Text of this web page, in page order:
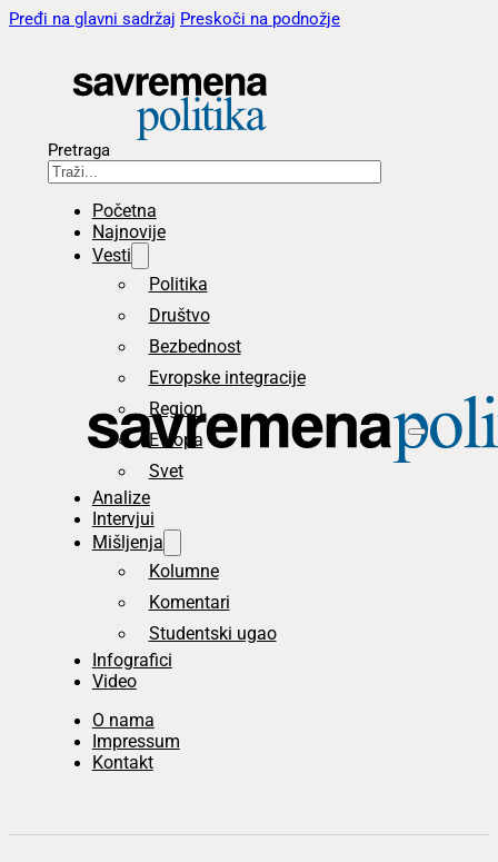
Pređi na glavni sadržaj Preskoči na podnožje
Pretraga
Početna
Najnovije
Vesti
Politika
Društvo
Bezbednost
Evropske integracije
Region
Evropa
Svet
Analize
Intervjui
Mišljenja
Kolumne
Komentari
Studentski ugao
Infografici
Video
O nama
Impressum
Kontakt